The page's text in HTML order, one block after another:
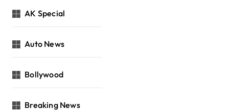
AK Special
Auto News
Bollywood
Breaking News